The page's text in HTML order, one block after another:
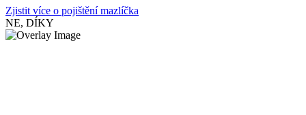
Zjistit více o pojištění mazlíčka
NE, DÍKY